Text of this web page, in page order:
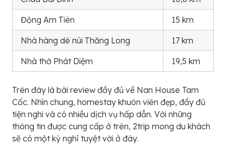
Động Am Tiên 15 km
Nhà hàng dê núi Thăng Long 17 km
Nhà thờ Phát Diệm 19,5 km
Trên đây là bài review đầy đủ về Nan House Tam
Cốc. Nhìn chung, homestay khuôn viên đẹp, đầy đủ
tiện nghi và có nhiều dịch vụ hấp dẫn. Với những
thông tin được cung cấp ở trên, 2trip mong du khách
sẽ có một kỳ nghỉ tuyệt vời ở đây.